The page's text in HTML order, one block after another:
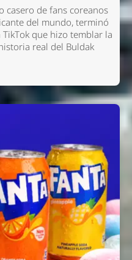
casero de fans coreanos
del mundo, terminó
que hizo temblar la
real del Buldak